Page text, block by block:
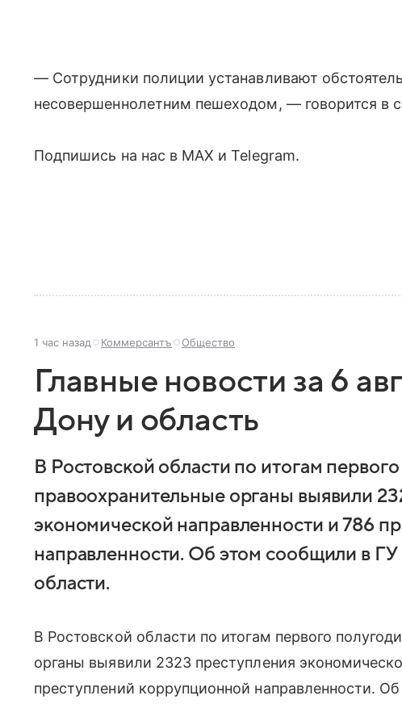
— Сотрудники полиции устанавливают
несовершеннолетним пешеходом, — говорится в
Подпишись на нас в МАХ и Telegram.
1 час назад Коммерсантъ Общество
Главные новости за 6
Дону и область
В Ростовской области по итогам
правоохранительные органы выявили
экономической направленности и 786
направленности. Об этом сообщили в
области.
В Ростовской области по итогам первого
органы выявили 2323 преступления
преступлений коррупционной направленности.